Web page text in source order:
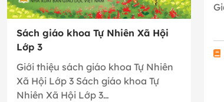
Sách giáo khoa Tự Nhiên Xã Hội
Lớp 3
Giới thiệu sách giáo khoa Tự Nhiên
Xã Hội Lớp 3 Sách giáo khoa Tự
Nhiên Xã Hội Lớp 3…